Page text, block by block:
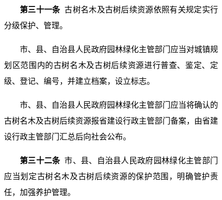
第三十一条古树名木及古树后续资源依照有关规定实行
分级保护、管理。
市、县、自治县人民政府园林绿化主管部门应当对城镇规
划区范围内的古树名木及古树后续资源进行普查、鉴定、定
级、登记、编号，并建立档案，设立标志。
市、县、自治县人民政府园林绿化主管部门应当将确认的
古树名木及古树后续资源报省建设行政主管部门备案，由省建
设行政主管部门汇总后向社会公布。
第三十二条市、县、自治县人民政府园林绿化主管部门
应当划定古树名木及古树后续资源的保护范围，明确管护责
任，加强养护管理。